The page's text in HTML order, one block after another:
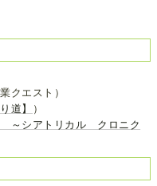
クエスト）
道】
）
～シアトリカル クロニク